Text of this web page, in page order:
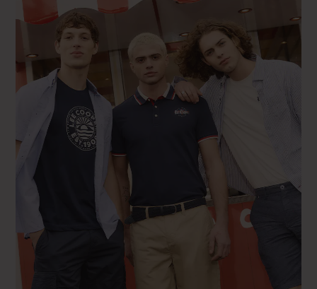
50 FR - 40" GS - 40" US
52 FR - 42" GS - 42" US
54 FR - 44" GS - 44" US
S FR – 25″ GS – 25″ US
M FR – 26″ GS – 26″ US
L FR – 27″ GS – 27″ US
XL FR – 28″ GS – 28″ US
2XL FR – 29″ GS – 29″ US